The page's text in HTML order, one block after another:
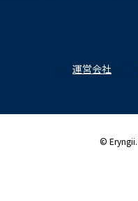
運営会社
© Eryngii.